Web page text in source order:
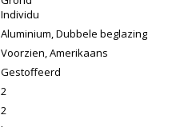
Individu
Aluminium, Dubbele beglazing
Voorzien, Amerikaans
Gestoffeerd
2
2